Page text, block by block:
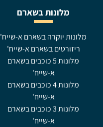
מלונות בשארם
מלונות יוקרה בשארם א-שייח'
ריזורטים בשארם א-שייח'
מלונות 5 כוכבים בשארם
א-שייח'
מלונות 4 כוכבים בשארם
א-שייח'
מלונות 3 כוכבים בשארם
א-שייח'